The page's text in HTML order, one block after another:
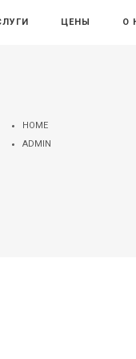
ЦЕНЫ О
HOME
ADMIN